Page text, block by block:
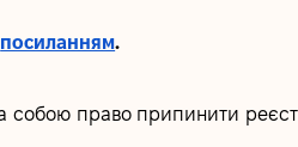
посиланням.
собою право припинити